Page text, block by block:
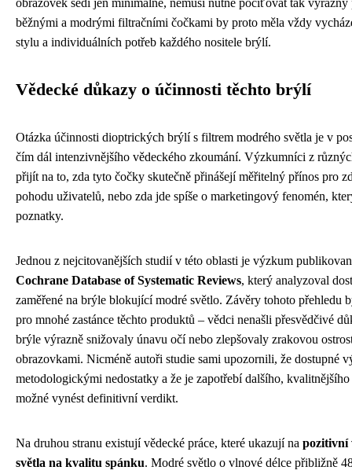
obrazovek sedí jen minimálně, nemusí nutně pociťovat tak
běžnými a modrými filtračními čočkami by proto měla vždy
stylu a individuálních potřeb každého nositele brýlí.
Vědecké důkazy o účinnosti těchto brýlí
Otázka účinnosti dioptrických brýlí s filtrem modrého světla je v
čím dál intenzivnějšího vědeckého zkoumání. Výzkumníci z
přijít na to, zda tyto čočky skutečně přinášejí měřitelný přínos pro
pohodu uživatelů, nebo zda jde spíše o marketingový fenomén,
poznatky.
Jednou z nejcitovanějších studií v této oblasti je výzkum
Cochrane Database of Systematic Reviews, který analyzoval
zaměřené na brýle blokující modré světlo. Závěry tohoto přehledu
pro mnohé zastánce těchto produktů – vědci nenašli přesvědčivé
brýle výrazně snižovaly únavu očí nebo zlepšovaly zrakovou
obrazovkami. Nicméně autoři studie sami upozornili, že dostupné
metodologickými nedostatky a že je zapotřebí dalšího,
možné vynést definitivní verdikt.
Na druhou stranu existují vědecké práce, které ukazují na pozitivní
světla na kvalitu spánku. Modré světlo o vlnové délce přibližně